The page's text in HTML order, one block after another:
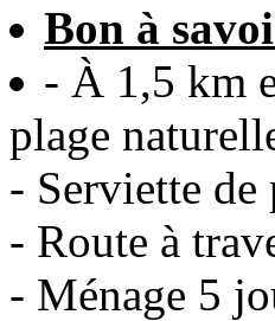
Bon à
- À 1,5 km
plage
- Serviette de
- Route à
- Ménage 5